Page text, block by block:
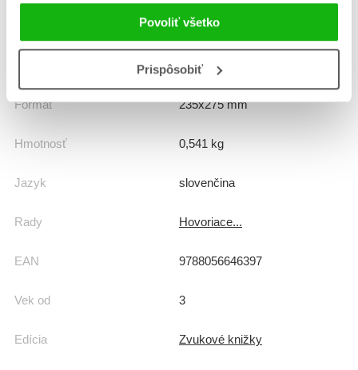
Povoliť všetko
Prispôsobiť
K stiahnutiu Ukážka.pdf
29.8.2025
Formát 235x275 mm
Hmotnosť 0,541 kg
Jazyk slovenčina
Rady Hovoriace...
EAN 9788056646397
Vek od 3
Edícia Zvukové knižky